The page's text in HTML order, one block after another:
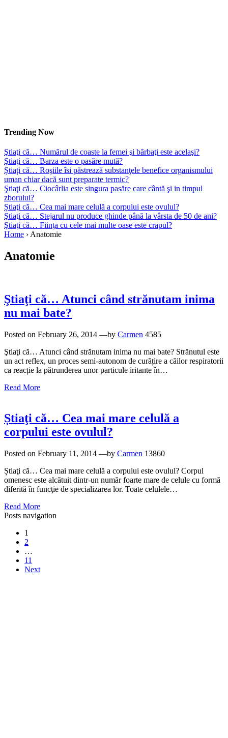
Trending Now
Ştiaţi că… Numărul de coaste la femei şi bărbaţi este acelaşi?
Ştiaţi că… Barza este o pasăre mută?
Știați că… Roşiile îsi păstrează substanţele benefice organismului
uman chiar dacă sunt preparate termic?
Ştiaţi că… Ciocârlia este singura pasăre care cântă şi in timpul
zborului?
Știaţi că… Cea mai mare celulă a corpului este ovulul?
Ştiaţi că… Stejarul nu produce ghinde până la vârsta de 50 de ani?
Ştiaţi că… Fiinţa cu cele mai multe oase este crapul?
Home ›Anatomie
Anatomie
Ştiaţi că… Atunci când strănutam inima
nu mai bate?
Posted on February 26, 2014 —by Carmen 4585
Ştiaţi că… Atunci când strănutam inima nu mai bate? Strănutul este
un act reflex, un proces semi-autonom de curățire a căilor respiratorii
ca reacție la pătrunderea unor particule iritante în…
Read More
Știaţi că… Cea mai mare celulă a
corpului este ovulul?
Posted on February 11, 2014 —by Carmen 13860
Știaţi că… Cea mai mare celulă a corpului este ovulul? Corpul
omenesc este alcătuit dintr-un număr foarte mare de celule cu formă
diferită în funcţie de specializarea lor. Toate celulele…
Read More
Posts navigation
1
2
…
11
Next